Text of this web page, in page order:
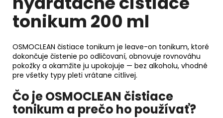
tonikum 200 ml
OSMOCLEAN čistiace tonikum je leave-on tonikum, ktoré
dokončuje čistenie po odličovaní, obnovuje rovnováhu
pokožky a okamžite ju upokojuje — bez alkoholu, vhodné
pre všetky typy pleti vrátane citlivej.
Čo je OSMOCLEAN čistiace
tonikum a prečo ho používať?